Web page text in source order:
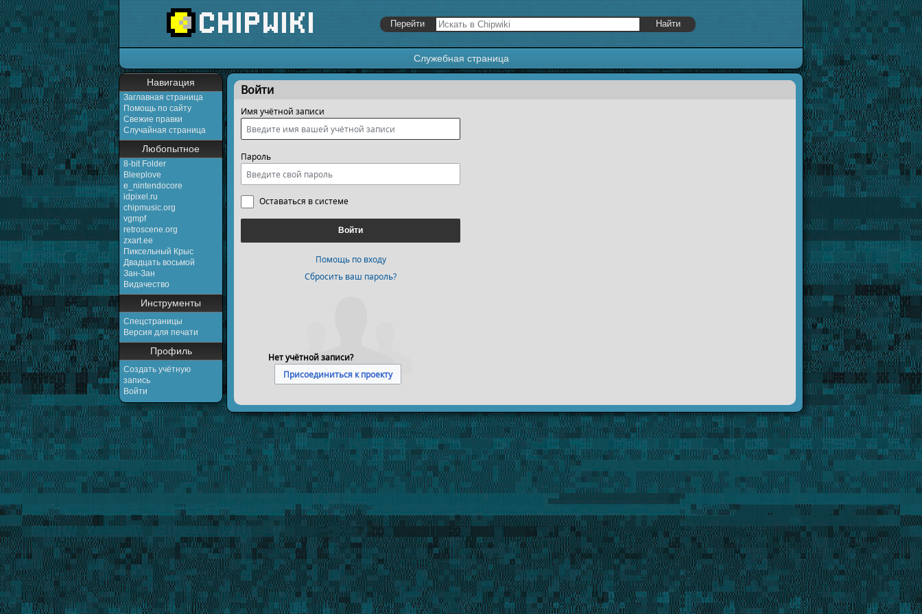
Служебная страница
Навигация
Заглавная страница
Помощь по сайту
Свежие правки
Случайная страница
Любопытное
8-bit Folder
Bleeplove
e_nintendocore
idpixel.ru
chipmusic.org
vgmpf
retroscene.org
zxart.ee
Пиксельный Крыс
Двадцать восьмой
Зан-Зан
Видачество
Инструменты
Спецстраницы
Версия для печати
Профиль
Создать учётную
запись
Войти
Перейти к:навигация,поиск
Войти
Имя учётной записи
Пароль
Оставаться в системе
Войти
Помощь по входу
Сбросить ваш пароль?
Нет учётной записи?
Присоединиться к проекту